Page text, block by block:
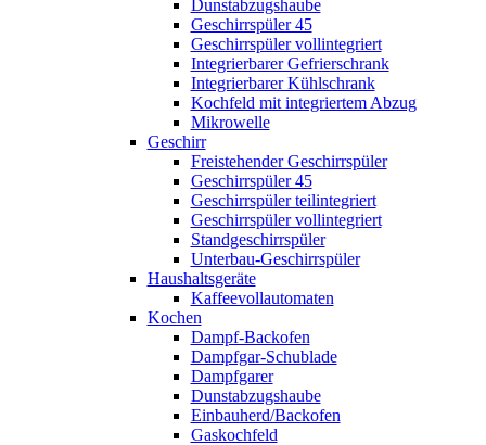
Dunstabzugshaube
Geschirrspüler 45
Geschirrspüler vollintegriert
Integrierbarer Gefrierschrank
Integrierbarer Kühlschrank
Kochfeld mit integriertem Abzug
Mikrowelle
Geschirr
Freistehender Geschirrspüler
Geschirrspüler 45
Geschirrspüler teilintegriert
Geschirrspüler vollintegriert
Standgeschirrspüler
Unterbau-Geschirrspüler
Haushaltsgeräte
Kaffeevollautomaten
Kochen
Dampf-Backofen
Dampfgar-Schublade
Dampfgarer
Dunstabzugshaube
Einbauherd/Backofen
Gaskochfeld